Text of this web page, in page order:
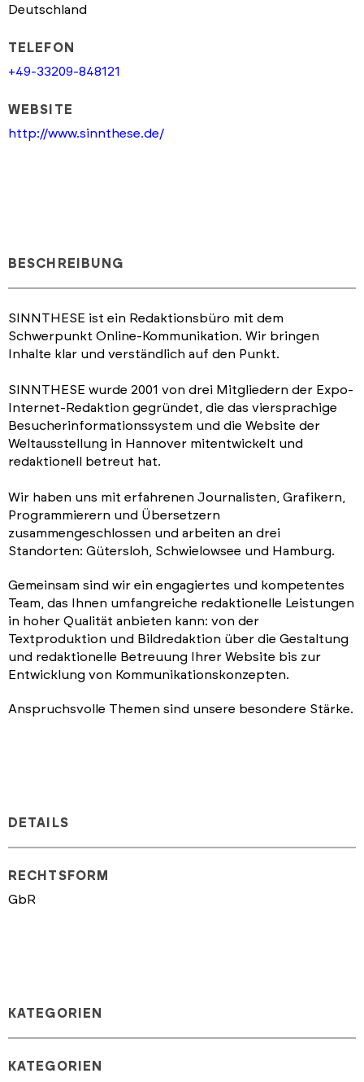
Deutschland
TELEFON
+49-33209-848121
WEBSITE
http://www.sinnthese.de/
BESCHREIBUNG
SINNTHESE ist ein Redaktionsbüro mit dem
Schwerpunkt Online-Kommunikation. Wir bringen
Inhalte klar und verständlich auf den Punkt.
SINNTHESE wurde 2001 von drei Mitgliedern der Expo-
Internet-Redaktion gegründet, die das viersprachige
Besucherinformationssystem und die Website der
Weltausstellung in Hannover mitentwickelt und
redaktionell betreut hat.
Wir haben uns mit erfahrenen Journalisten, Grafikern,
Programmierern und Übersetzern
zusammengeschlossen und arbeiten an drei
Standorten: Gütersloh, Schwielowsee und Hamburg.
Gemeinsam sind wir ein engagiertes und kompetentes
Team, das Ihnen umfangreiche redaktionelle Leistungen
in hoher Qualität anbieten kann: von der
Textproduktion und Bildredaktion über die Gestaltung
und redaktionelle Betreuung Ihrer Website bis zur
Entwicklung von Kommunikationskonzepten.
Anspruchsvolle Themen sind unsere besondere Stärke.
DETAILS
RECHTSFORM
GbR
KATEGORIEN
KATEGORIEN